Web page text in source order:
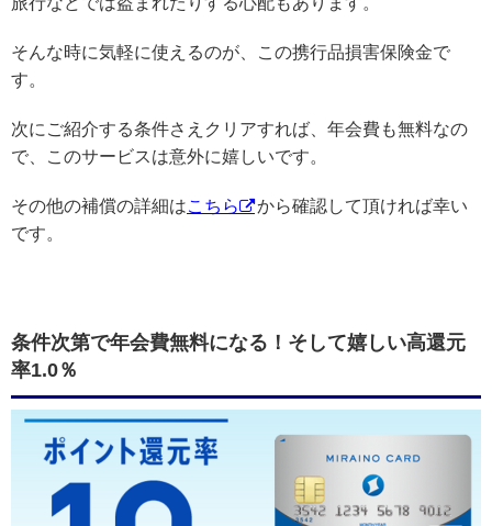
そんな時に気軽に使えるのが、この携行品損害保険金で
す。
次にご紹介する条件さえクリアすれば、年会費も無料なの
で、このサービスは意外に嬉しいです。
その他の補償の詳細はこちら
から確認して頂ければ幸い
です。
条件次第で年会費無料になる！そして嬉しい高還元
率1.0％